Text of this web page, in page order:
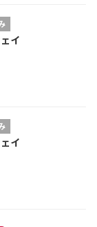
イ
イ